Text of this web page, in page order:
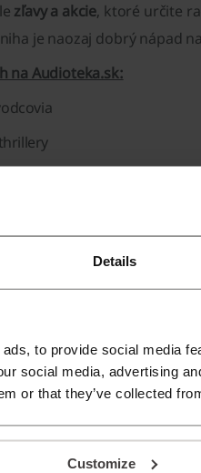
Details
to provide social media
social media, advertising
or that they’ve collected
Customize
zľavy a akcie, ktoré určite
je naozaj dobrý nápad
na Audioteka.sk:
jazykov
televízia
komédia